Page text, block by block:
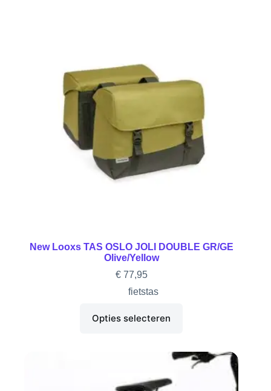
New Looxs TAS OSLO JOLI DOUBLE GR/GE
Olive/Yellow
€77,95
fietstas
Opties selecteren